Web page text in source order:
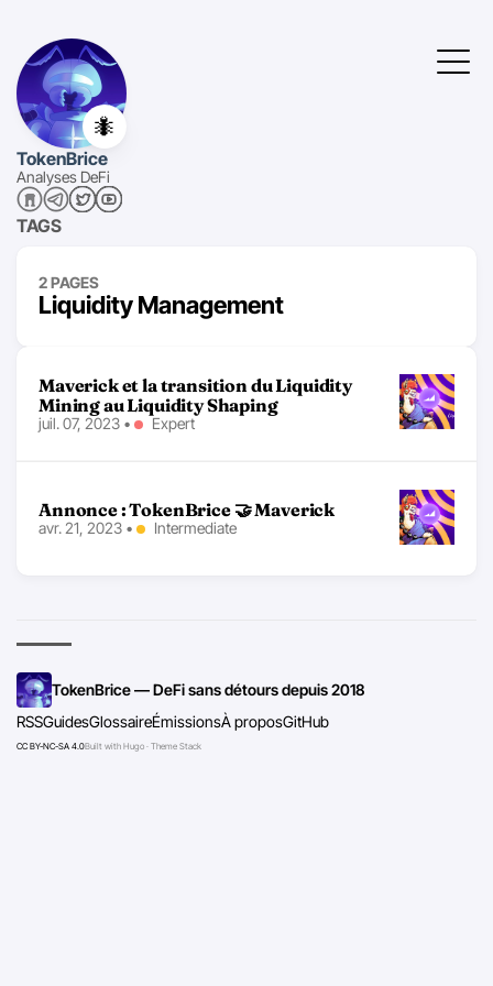
🐜
TokenBrice
Analyses DeFi
TAGS
2 PAGES
Liquidity Management
Maverick et la transition du Liquidity
Mining au Liquidity Shaping
juil. 07, 2023 • Expert
Annonce : TokenBrice 🤝 Maverick
avr. 21, 2023 • Intermediate
TokenBrice — DeFi sans détours depuis 2018
RSSGuidesGlossaireÉmissionsÀ proposGitHub
CC BY-NC-SA 4.0Built with Hugo · Theme Stack